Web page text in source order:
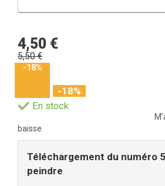
4,50 €
5,50 €
-18%
-18%
En stock
baisse
Téléchargement du numéro
peindre